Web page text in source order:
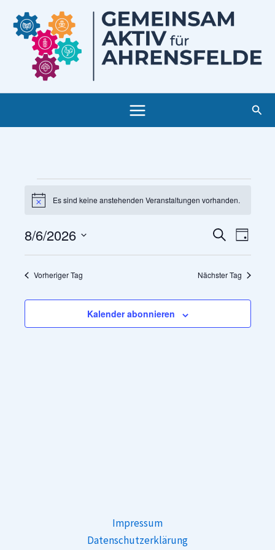
Inhalt
springen
für
6,
2026
HinweisEs sind keine anstehenden Veranstaltungen vorhanden.
Suche
Navigation
SucheTag
8/6/2026
Datum
wählen.
Vorheriger Tag Nächster Tag
Kalender abonnieren
Impressum
Datenschutzerklärung